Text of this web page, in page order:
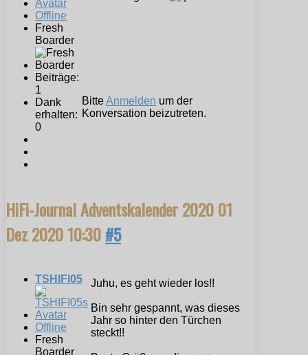
Offline
Fresh
Boarder
Beiträge:
1
Dank
erhalten:
0
BitteAnmelden um der
Konversation beizutreten.
HiFi-Journal Adventskalender 202001
Dez 2020 10:30#5
TSHIFI05
Offline
Fresh
Boarder
Juhu, es geht wieder los!!
Bin sehr gespannt, was dieses
Jahr so hinter den Türchen
steckt!!